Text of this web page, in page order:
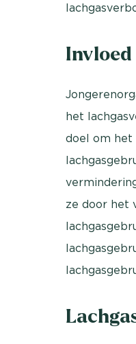
het
doel om het
ze door het